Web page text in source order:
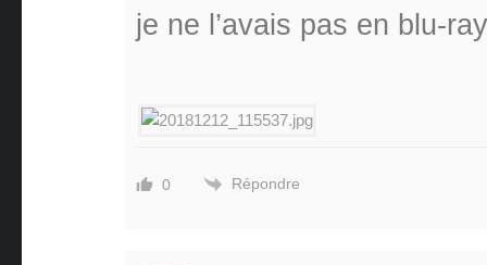
je ne l’avais pas en blu-
0 Répondre